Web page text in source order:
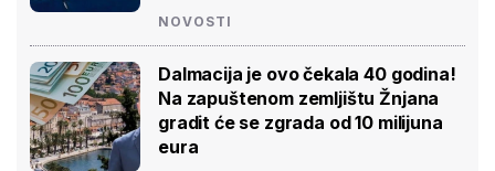
NOVOSTI
Dalmacija je ovo čekala 40 godina!
Na zapuštenom zemljištu Žnjana
gradit će se zgrada od 10 milijuna
eura